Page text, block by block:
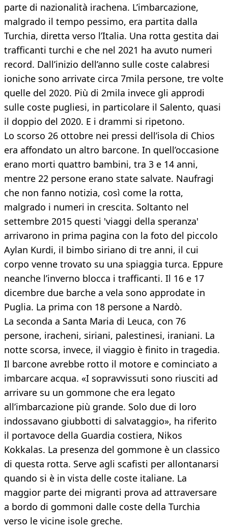
parte di nazionalità irachena. L’imbarcazione,
malgrado il tempo pessimo, era partita dalla
Turchia, diretta verso l’Italia. Una rotta gestita dai
trafficanti turchi e che nel 2021 ha avuto numeri
record. Dall’inizio dell’anno sulle coste calabresi
ioniche sono arrivate circa 7mila persone, tre volte
quelle del 2020. Più di 2mila invece gli approdi
sulle coste pugliesi, in particolare il Salento, quasi
il doppio del 2020. E i drammi si ripetono.
Lo scorso 26 ottobre nei pressi dell’isola di Chios
era affondato un altro barcone. In quell’occasione
erano morti quattro bambini, tra 3 e 14 anni,
mentre 22 persone erano state salvate. Naufragi
che non fanno notizia, così come la rotta,
malgrado i numeri in crescita. Soltanto nel
settembre 2015 questi 'viaggi della speranza'
arrivarono in prima pagina con la foto del piccolo
Aylan Kurdi, il bimbo siriano di tre anni, il cui
corpo venne trovato su una spiaggia turca. Eppure
neanche l’inverno blocca i trafficanti. Il 16 e 17
dicembre due barche a vela sono approdate in
Puglia. La prima con 18 persone a Nardò.
La seconda a Santa Maria di Leuca, con 76
persone, iracheni, siriani, palestinesi, iraniani. La
notte scorsa, invece, il viaggio è finito in tragedia.
Il barcone avrebbe rotto il motore e cominciato a
imbarcare acqua. «I sopravvissuti sono riusciti ad
arrivare su un gommone che era legato
all’imbarcazione più grande. Solo due di loro
indossavano giubbotti di salvataggio», ha riferito
il portavoce della Guardia costiera, Nikos
Kokkalas. La presenza del gommone è un classico
di questa rotta. Serve agli scafisti per allontanarsi
quando si è in vista delle coste italiane. La
maggior parte dei migranti prova ad attraversare
a bordo di gommoni dalle coste della Turchia
verso le vicine isole greche.